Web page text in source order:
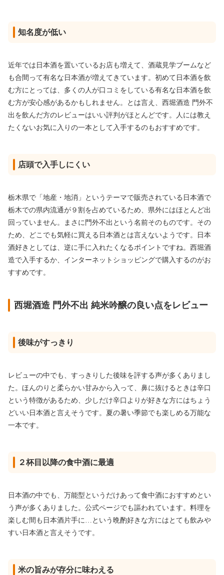
知名度が低い
近年では日本酒を置いているお店も増えて、酒蔵見学ブームなど
も合間って有名な日本酒が増えてきています。初めて日本酒を飲
む方にとっては、多くの人が口コミをしている有名な日本酒を飲
む方が安心感があるかもしれません。とは言え、西堀酒造 門外不
出を飲んだ方のレビューはいい評判がほとんどです。人には教え
たくないお気に入りの一本として入手するのもおすすめです。
店頭で入手しにくい
栃木県で「地産・地消」というテーマで販売されている日本酒で
栃木での県内流通が９割を占めているため、県外にはほとんど出
回っていません。まさに門外不出という名前そのものです。その
ため、どこでも気軽に買える日本酒とは言えないようです。日本
酒好きとしては、逆に手に入れたくなるポイントですね。西堀酒
造で入手するか、インターネットショッピングで購入するのがお
すすめです。
西堀酒造 門外不出 純米吟醸の良い点をレビュー
後味がすっきり
レビューの中でも、すっきりした後味を評する声が多くありまし
た。ほんのりと柔らかい甘みから入って、鼻に抜けるときは辛口
という特徴があるため、少しだけ辛口よりが好きな方にはちょう
どいい日本酒と言えそうです。夏の暑い季節でも楽しめる万能な
一本です。
２杯目以降の食中酒に最適
日本酒の中でも、万能型というだけあって食中酒におすすめとい
う声が多くありました。公式ページでも謳われています。料理を
楽しむ間も日本酒片手に…という晩酌好きな方にはとても飲みや
すい日本酒と言えそうです。
米の旨みが存分に味わえる